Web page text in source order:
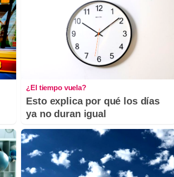
¿El tiempo vuela?
Esto explica por qué los días
ya no duran igual